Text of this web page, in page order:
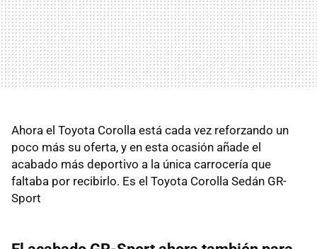
Ahora el Toyota Corolla está cada vez reforzando un
poco más su oferta, y en esta ocasión añade el
acabado más deportivo a la única carrocería que
faltaba por recibirlo. Es el Toyota Corolla Sedán GR-
Sport